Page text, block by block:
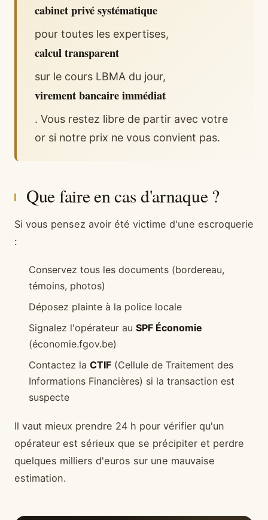
cabinet privé systématique
pour toutes les expertises,
calcul transparent
sur le cours LBMA du jour,
virement bancaire immédiat
. Vous restez libre de partir avec votre
or si notre prix ne vous convient pas.
Que faire en cas d'arnaque ?
Si vous pensez avoir été victime d'une escroquerie
:
Conservez tous les documents (bordereau,
témoins, photos)
Déposez plainte à la police locale
Signalez l'opérateur au SPF Économie
(économie.fgov.be)
Contactez la CTIF (Cellule de Traitement des
Informations Financières) si la transaction est
suspecte
Il vaut mieux prendre 24 h pour vérifier qu'un
opérateur est sérieux que se précipiter et perdre
quelques milliers d'euros sur une mauvaise
estimation.